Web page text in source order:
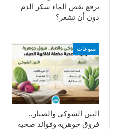
يرفع نقص الماء سكر الدم
دون أن تشعر؟
منوعات
التين الشوكي والصبار..
فروق جوهرية وفوائد صحية